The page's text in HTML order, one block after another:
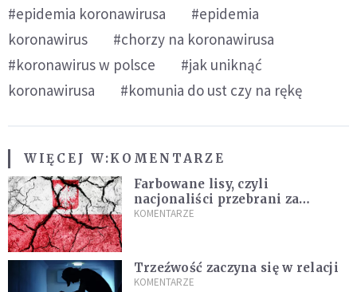
#epidemia koronawirusa
#epidemia
koronawirus
#chorzy na koronawirusa
#koronawirus w polsce
#jak uniknąć
koronawirusa
#komunia do ust czy na rękę
WIĘCEJ W:KOMENTARZE
Farbowane lisy, czyli
nacjonaliści przebrani za
chrześcijan
KOMENTARZE
Trzeźwość zaczyna się w relacji
KOMENTARZE